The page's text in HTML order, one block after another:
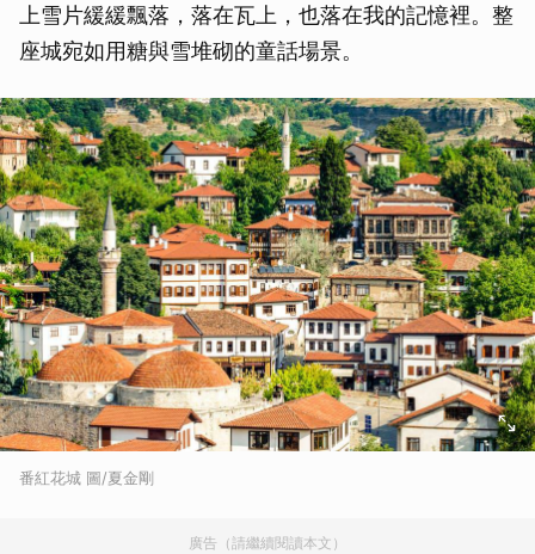
上雪片緩緩飄落，落在瓦上，也落在我的記憶裡。整
座城宛如用糖與雪堆砌的童話場景。
番紅花城 圖/夏金剛
廣告（請繼續閱讀本文）